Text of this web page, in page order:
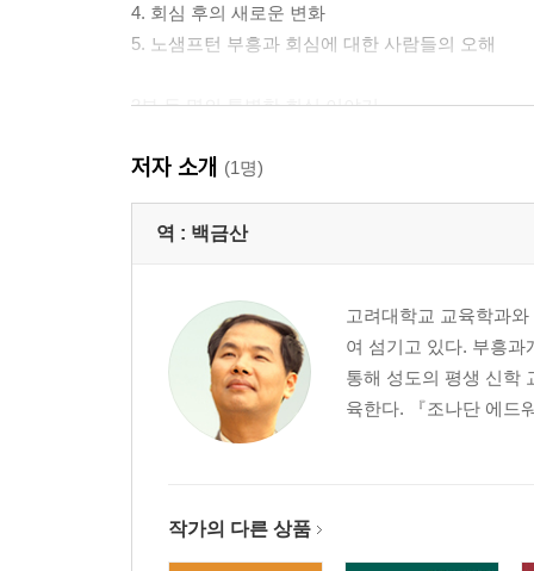
4. 회심 후의 새로운 변화
5. 노샘프턴 부흥과 회심에 대한 사람들의 오해
3부 두 명의 특별한 회심 이야기
2. 4세 꼬마 페베 바틀릿의 회심 이야기
4부 부흥의 종결과 부흥의 결과
3. 부흥이 남긴 결과
글을 닫으며
한눈에 보는 『놀라운 부흥과 회심 이야기』
저자 소개 (1명)
역 : 백금산
고려대학교 교육학과
여 섬기고 있다. 부흥과
통해 성도의 평생 신학
육한다. 『조나단 에드
작가의 다른 상품